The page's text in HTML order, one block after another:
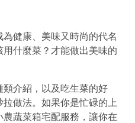
健康、美味又時尚的代名
什麼菜？才能做出美味的
介紹，以及吃生菜的好
做法。如果你是忙碌的上
蔬菜箱宅配服務，讓你在